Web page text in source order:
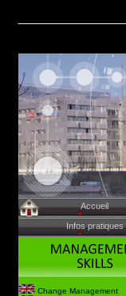
Accueil
Infos pratiques
Change Management